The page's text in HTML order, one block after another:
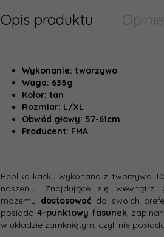
Opis produktu
Wykonanie: tworzywo
Waga: 635g
Kolor: tan
Rozmiar: L/XL
Obwód głowy: 57-61cm
Producent: FMA
Replika kasku wykonana z tworzywa.
noszeniu. Znajdujące się
możemy dostosowaćdo swoich
posiada4-punktowy fasunek,
w układzie zamkniętym, czyli nie